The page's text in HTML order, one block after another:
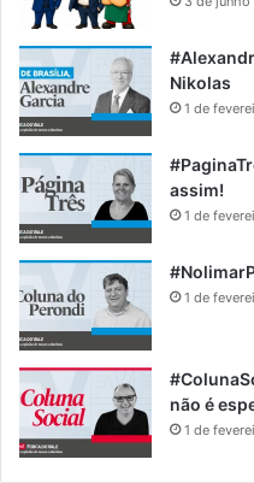
Nikolas
1 de
assim!
1 de
1 de
não é
1 de